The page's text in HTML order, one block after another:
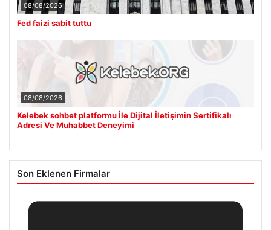
08/08/2026
Fed faizi sabit tuttu
08/08/2026
Kelebek sohbet platformu İle Dijital İletişimin Sertifikalı
Adresi Ve Muhabbet Deneyimi
Son Eklenen Firmalar